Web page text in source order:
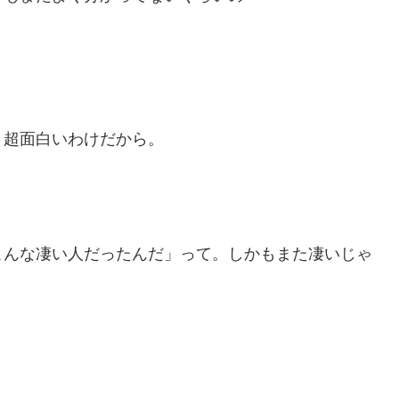
面白いわけだから。
な凄い人だったんだ」って。しかもまた凄いじゃ